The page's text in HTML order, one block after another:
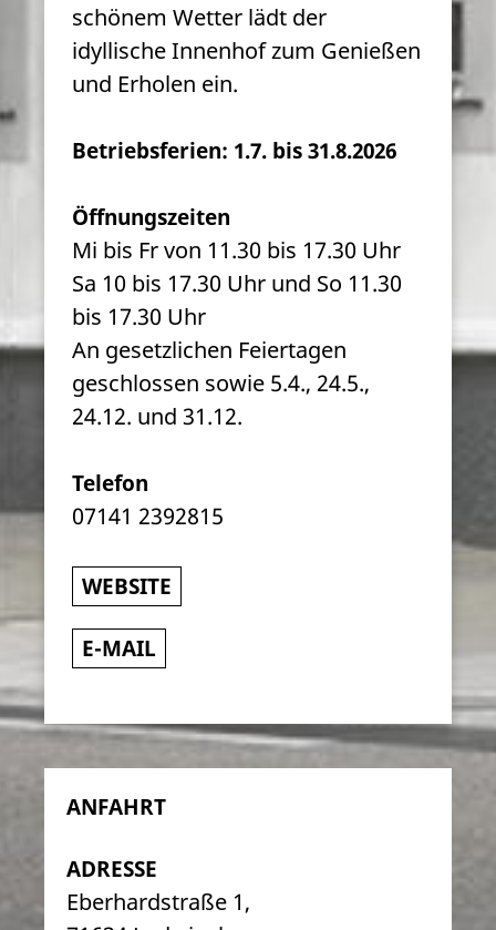
schönem Wetter lädt der
idyllische Innenhof zum Genießen
und Erholen ein.
Betriebsferien: 1.7. bis 31.8.2026
Öffnungszeiten
Mi bis Fr von 11.30 bis 17.30 Uhr
Sa 10 bis 17.30 Uhr und So 11.30
bis 17.30 Uhr
An gesetzlichen Feiertagen
geschlossen sowie 5.4., 24.5.,
24.12. und 31.12.
Telefon
07141 2392815
WEBSITE
E-MAIL
ANFAHRT
ADRESSE
Eberhardstraße 1,